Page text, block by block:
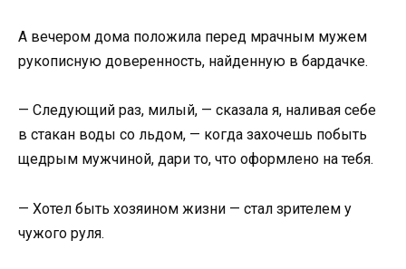
А вечером дома положила перед мрачным мужем
рукописную доверенность, найденную в бардачке.
— Следующий раз, милый, — сказала я, наливая себе
в стакан воды со льдом, — когда захочешь побыть
щедрым мужчиной, дари то, что оформлено на тебя.
— Хотел быть хозяином жизни — стал зрителем у
чужого руля.